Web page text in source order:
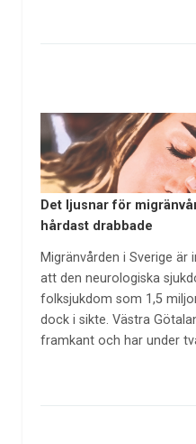
Det ljusnar för
hårdast drabbade
Migränvården i Sverige
att den neurologiska
folksjukdom som 1,5
dock i sikte. Västra
framkant och har under